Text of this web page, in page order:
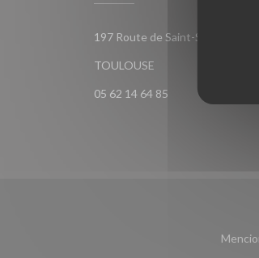
197 Route de Saint-Simon 31100
TOULOUSE((abre en una nueva
05 62 14 64 85